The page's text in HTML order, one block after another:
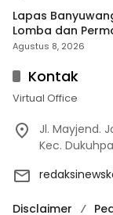
Lapas
Lomba dan
Agustus 8, 2026
Kontak
Virtual Office
Jl. Mayjend.
Kec.
Disclaimer